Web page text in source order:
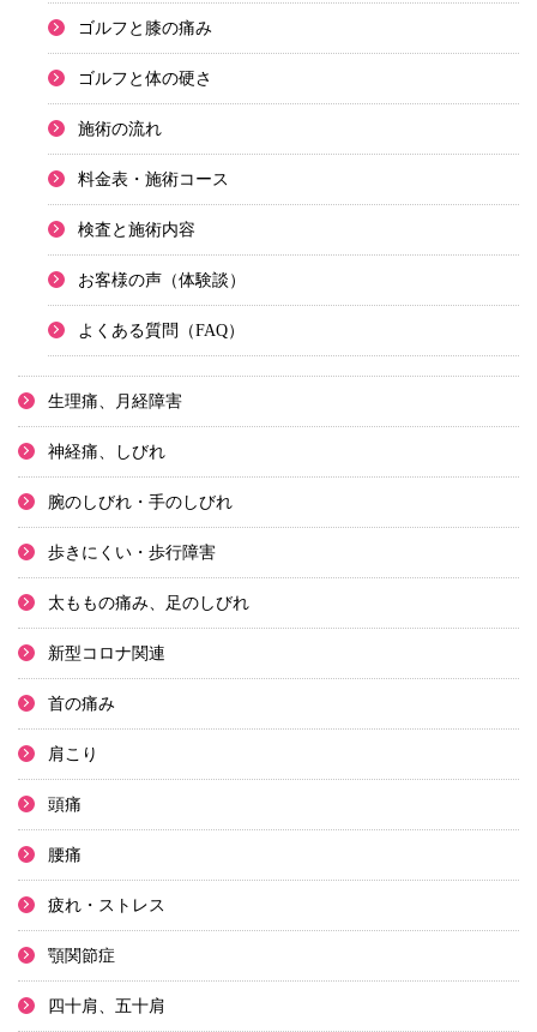
ゴルフと膝の痛み
ゴルフと体の硬さ
施術の流れ
料金表・施術コース
検査と施術内容
お客様の声（体験談）
よくある質問（FAQ）
生理痛、月経障害
神経痛、しびれ
腕のしびれ・手のしびれ
歩きにくい・歩行障害
太ももの痛み、足のしびれ
新型コロナ関連
首の痛み
肩こり
頭痛
腰痛
疲れ・ストレス
顎関節症
四十肩、五十肩